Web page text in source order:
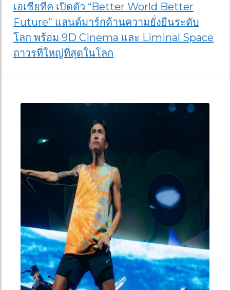
เอเชียทีค เปิดตัว “Better World Better
Future” แลนด์มาร์กด้านความยั่งยืนระดับ
โลก พร้อม 9D Cinema และ Liminal Space
ถาวรที่ใหญ่ที่สุดในโลก